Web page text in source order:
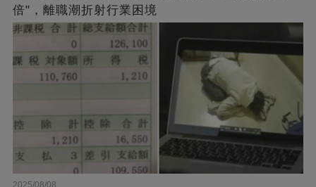
倍"，離職潮折射行業困境
2025/08/08